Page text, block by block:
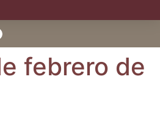
febrero de